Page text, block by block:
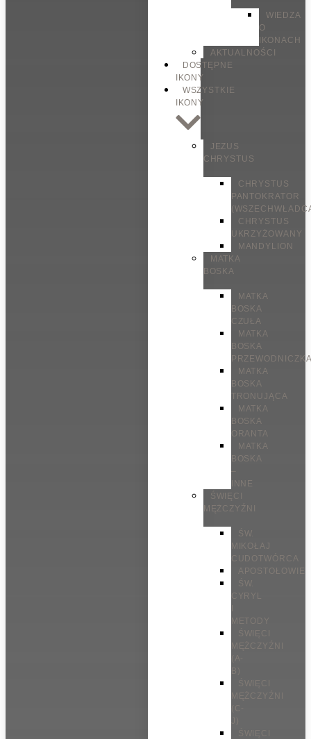
WIEDZA
O
IKONACH
AKTUALNOŚCI
DOSTĘPNE
IKONY
WSZYSTKIE
IKONY
JEZUS
CHRYSTUS
CHRYSTUS
PANTOKRATOR
CHRYSTUS
UKRZYŻOWANY
MANDYLION
MATKA
BOSKA
MATKA
BOSKA
CZUŁA
MATKA
BOSKA
MATKA
BOSKA
TRONUJĄCA
MATKA
BOSKA
ORANTA
MATKA
BOSKA
–
INNE
ŚWIĘCI
MĘŻCZYŹNI
ŚW.
MIKOŁAJ
CUDOTWÓRCA
APOSTOŁOWIE
ŚW.
CYRYL
I
METODY
ŚWIĘCI
MĘŻCZYŹNI
(A-
B)
ŚWIĘCI
MĘŻCZYŹNI
(C-
J)
ŚWIĘCI